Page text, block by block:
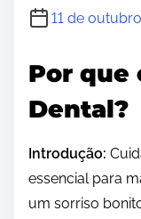
11 de
Por que
Dental?
Introdução:
essencial para
um sorriso